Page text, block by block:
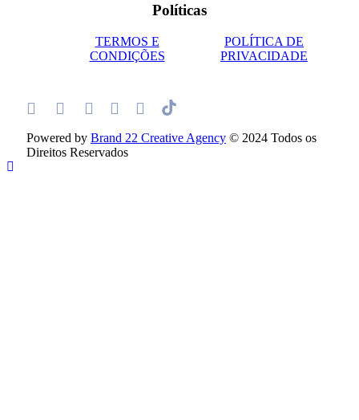
Políticas
TERMOS E
CONDIÇÕES
POLÍTICA DE
PRIVACIDADE
Powered by Brand 22 Creative Agency © 2024 Todos os
Direitos Reservados